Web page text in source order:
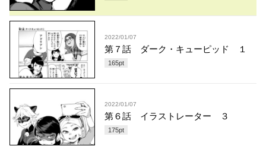
2022/01/07
第７話 ダーク・キューピッド １
165pt
2022/01/07
第６話 イラストレーター ３
175pt